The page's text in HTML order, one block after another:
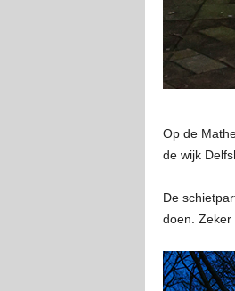
Op de
de wijk
De
doen.